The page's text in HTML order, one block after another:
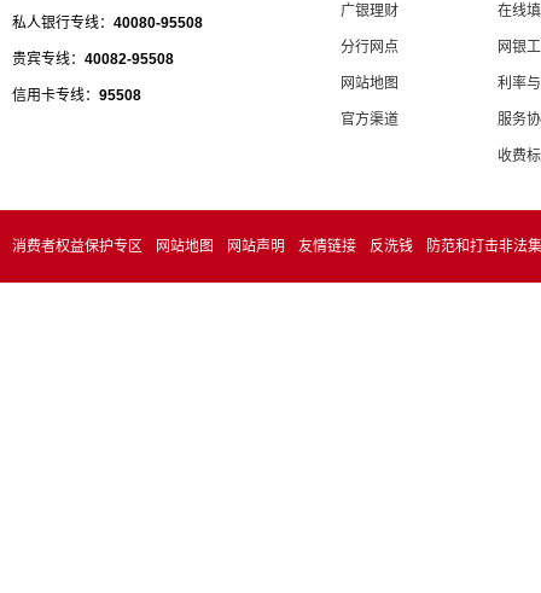
私人银行专线： 40080-95508
贵宾专线： 40082-95508
信用卡专线： 95508
广银理财
分行网点
网站地图
官方渠道
在线
网银
利率
服务
收费
消费者权益保护专区 网站地图 网站声明 友情链接 反洗钱 防范和打击非法